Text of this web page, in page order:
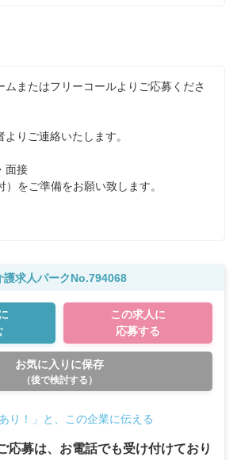
ムまたはフリーコールよりご応募くださ
りご連絡いたします。
面接
をご準備をお願い致します。
護求人パークNo.794068
この求人に
応募する
お気に入りに保存
（後で検討する）
あり！」と、この企業に伝える
応募は、お電話でも受け付けており